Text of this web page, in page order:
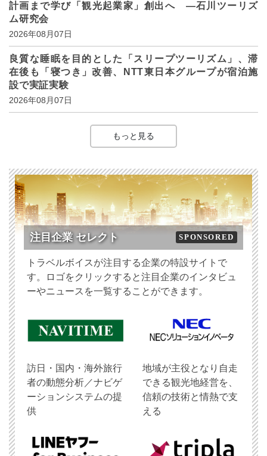
計画まで学び「観光起業家」創出へ ―石川ツーリズ
ム研究会
2026年08月07日
良質な睡眠を目的とした「スリープツーリズム」、滞
在後も「寝つき」改善、NTT東日本グループが宿泊施
設で実証実験
2026年08月07日
もっと見る
注目企業 セレクト SPONSORED
トラベルボイスが注目する企業の特設サイトで
す。ロゴをクリックすると注目企業のインタビュ
ーやニュースを一覧することができます。
訪日・国内・海外旅行
者の動態分析／ナビゲ
ーションシステムの提
供
地域が主役となり自走
できる観光地経営を、
信頼の技術と情熱で支
える